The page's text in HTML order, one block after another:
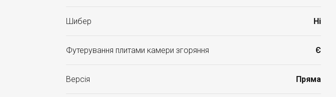
Шибер Ні
Футерування плитами камери згоряння Є
Версія Пряма